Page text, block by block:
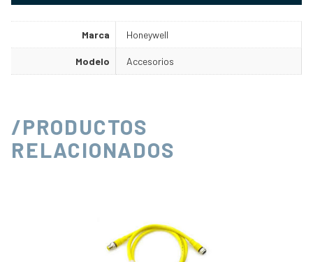
Marca Honeywell
Modelo Accesorios
/PRODUCTOS
RELACIONADOS